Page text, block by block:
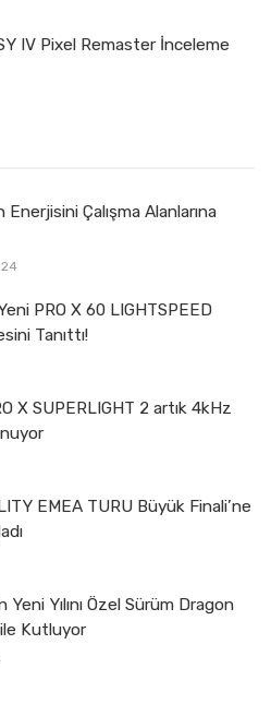
IV Pixel Remaster İnceleme
Enerjisini Çalışma Alanlarına
PRO X 60 LIGHTSPEED
Tanıttı!
X SUPERLIGHT 2 artık 4kHz
EMEA TURU Büyük Finali’ne
Yılını Özel Sürüm Dragon
Kutluyor